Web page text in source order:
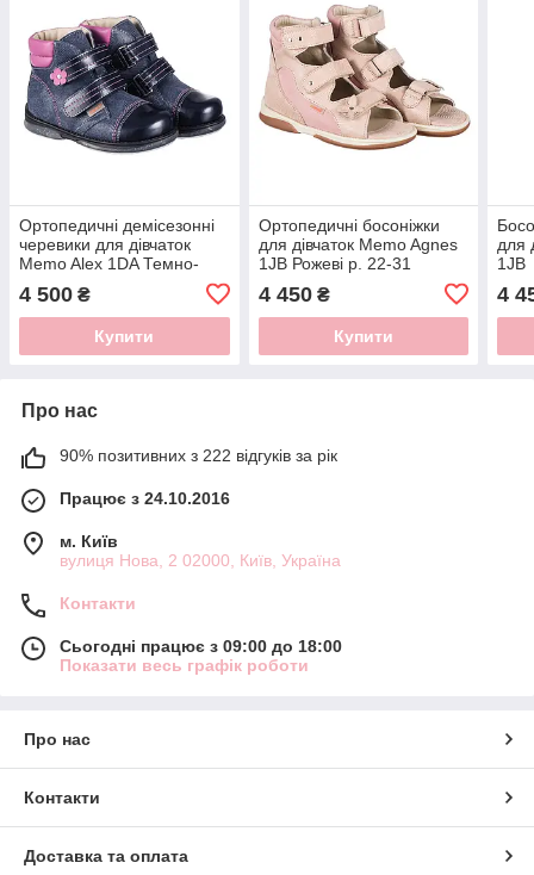
Ортопедичні демісезонні
черевики для дівчаток
Memo Alex 1DA Темно-
4 500 ₴
Купити
Ортопедичні босоніжки
для дівчаток Memo Agnes
1JB Рожеві р. 22-31
4 450₴
Купити
для
1JB
4
Про нас
90% позитивних з 222 відгуків за рік
Працює з 24.10.2016
м. Київ
вулиця Нова, 2 02000, Київ, Україна
Контакти
Сьогодні працює з 09:00 до 18:00
Показати весь графік роботи
Про нас
Контакти
Доставка та оплата